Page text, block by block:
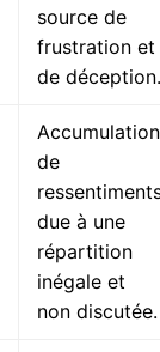
source de
frustration et
de déception.
Accumulation
de
due à une
répartition
inégale et
non discutée.